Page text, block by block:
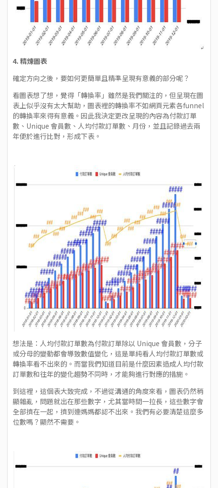
4. 精煉圖表
確定方向之後，要如何更簡單且精準呈現有意義的部分呢？
看圖表想了想，覺得「轉換率」雖然是我們關注的，但呈現在圖
表上似乎沒有太大幫助，圖表裡的轉換率不如網頁元素各funnel
的轉換率來得有意義。因此我決定更改呈現的內容為付款訂單
數、Unique 會員數、人均付款訂單數、月份，並且記錄過去兩
年便於進行比對，形成下表。
想法是：人均付款訂單數為付款訂單除以 Unique 會員數，分子
或分母的變動都會導致數值變化，這是單純看人均付款訂單數或
轉換率看不出來的。而當我們知道目前是什麼因素造成人均付款
訂單數和往年的變化趨勢不同時，才能夠進行對應的措施。
到這裡，這個表大致完成，不過從溝通的角度來看，圖表仍然稍
顯雜亂，問題就出在那些數字，尤其當時間一拉長，這些數字會
全部擠在一起，擠到連媽媽都認不出來。我們有必要清楚這麼多
位數嗎？顯然不需要。